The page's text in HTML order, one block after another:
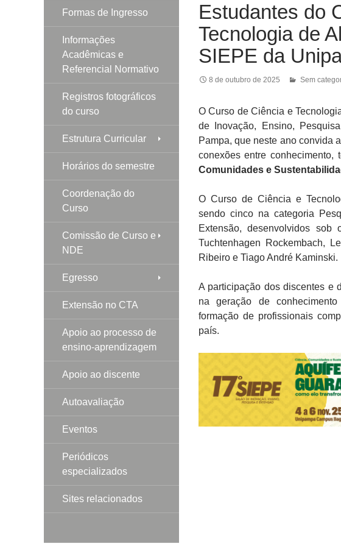
Estudantes do
Tecnologia de
SIEPE da
8 de outubro de 2025 Sem
O Curso de Ciência e
de Inovação, Ensino,
Pampa, que neste ano convida
conexões entre conhecimento,
Comunidades e
O Curso de Ciência e
sendo cinco na categoria
Extensão, desenvolvidos sob
Tuchtenhagen Rockembach,
Ribeiro e Tiago André Kaminski.
A participação dos discentes e
na geração de
formação de profissionais
país.
Formas de Ingresso
Informações
Acadêmicas e
Referencial Normativo
Registros fotográficos
do curso
Estrutura Curricular
Horários do semestre
Coordenação do
Curso
Comissão de Curso e
NDE
Egresso
Extensão no CTA
Apoio ao processo de
ensino-aprendizagem
Apoio ao discente
Autoavaliação
Eventos
Periódicos
especializados
Sites relacionados